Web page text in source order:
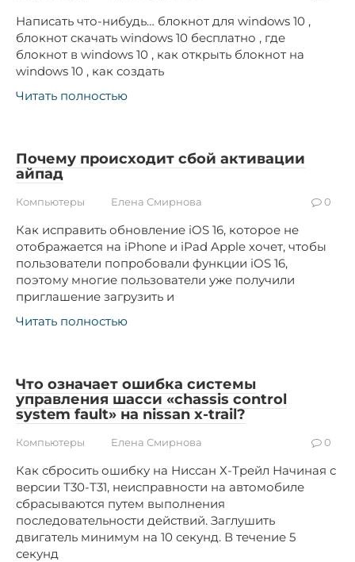
Написать что-нибудь… блокнот для windows 10 ,
блокнот скачать windows 10 бесплатно , где
блокнот в windows 10 , как открыть блокнот на
windows 10 , как создать
Читать полностью
Почему происходит сбой активации
айпад
Компьютеры Елена Смирнова 0
Как исправить обновление iOS 16, которое не
отображается на iPhone и iPad Apple хочет, чтобы
пользователи попробовали функции iOS 16,
поэтому многие пользователи уже получили
приглашение загрузить и
Читать полностью
Что означает ошибка системы
управления шасси «chassis control
system fault» на nissan x-trail?
Компьютеры Елена Смирнова 0
Как сбросить ошибку на Ниссан Х-Трейл Начиная с
версии Т30-Т31, неисправности на автомобиле
сбрасываются путем выполнения
последовательности действий. Заглушить
двигатель минимум на 10 секунд. В течение 5
секунд